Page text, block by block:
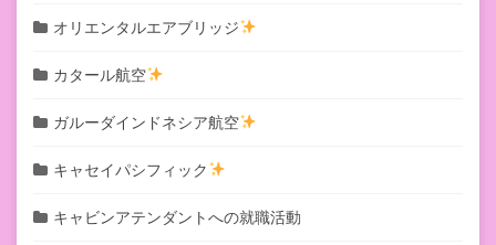
オリエンタルエアブリッジ
カタール航空
ガルーダインドネシア航空
キャセイパシフィック
キャビンアテンダントへの就職活動